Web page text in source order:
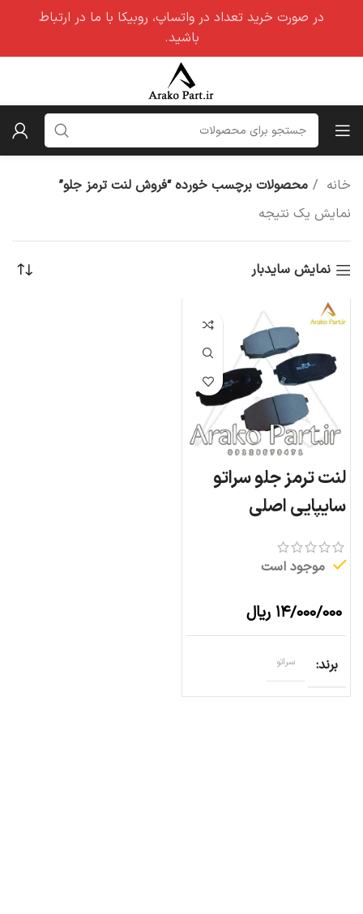
خانه
محصولات برچسب خورده “فروش لنت ترمز جلو”
نمایش یک نتیجه
نمایش سایدبار
لنت ترمز جلو سراتو
سایپایی اصلی
موجود است
۱۴/۰۰۰/۰۰۰ ریال
برند سراتو
در صورت خرید تعداد در واتساپ، روبیکا با ما در ارتباط
باشید.